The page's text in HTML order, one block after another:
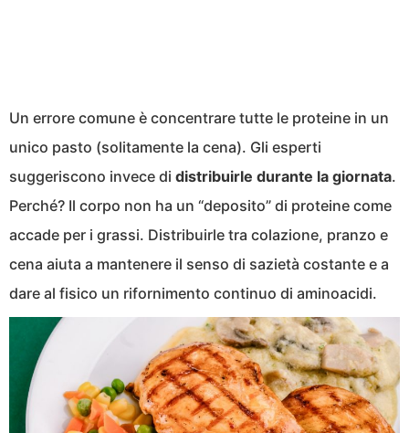
Un errore comune è concentrare tutte le proteine in un
unico pasto (solitamente la cena). Gli esperti
suggeriscono invece di distribuirle durante la giornata.
Perché? Il corpo non ha un “deposito” di proteine come
accade per i grassi. Distribuirle tra colazione, pranzo e
cena aiuta a mantenere il senso di sazietà costante e a
dare al fisico un rifornimento continuo di aminoacidi.